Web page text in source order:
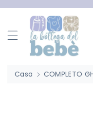
Casa
COMPLETO